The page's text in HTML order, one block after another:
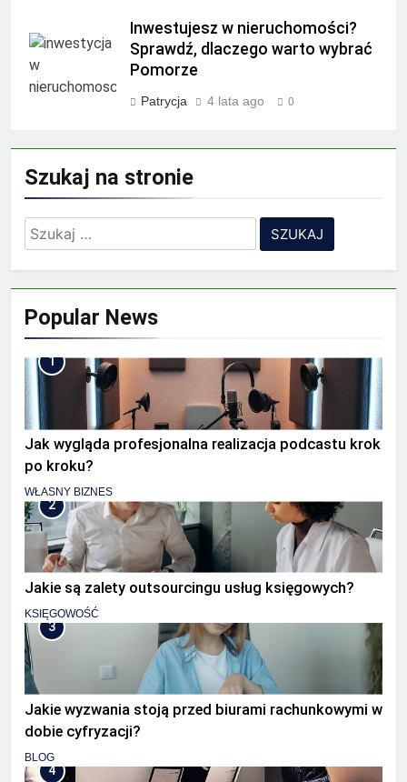
Inwestujesz w nieruchomości?
Sprawdź, dlaczego warto wybrać
Pomorze
Patrycja 4 lata ago 0
Szukaj na stronie
Szukaj:
Popular News
1
Jak wygląda profesjonalna realizacja podcastu krok
po kroku?
WŁASNY BIZNES
2
Jakie są zalety outsourcingu usług księgowych?
KSIĘGOWOŚĆ
3
Jakie wyzwania stoją przed biurami rachunkowymi w
dobie cyfryzacji?
BLOG
4